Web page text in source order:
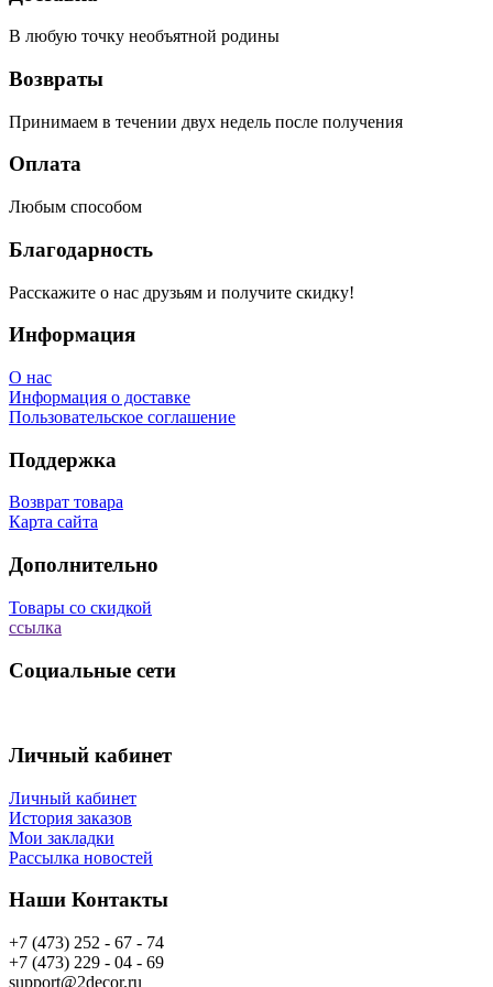
В любую точку необъятной родины
Возвраты
Принимаем в течении двух недель после получения
Оплата
Любым способом
Благодарность
Расскажите о нас друзьям и получите скидку!
Информация
О нас
Информация о доставке
Пользовательское соглашение
Поддержка
Возврат товара
Карта сайта
Дополнительно
Товары со скидкой
ссылка
Социальные сети
Личный кабинет
Личный кабинет
История заказов
Мои закладки
Рассылка новостей
Наши Контакты
+7 (473) 252 - 67 - 74
+7 (473) 229 - 04 - 69
support@2decor.ru